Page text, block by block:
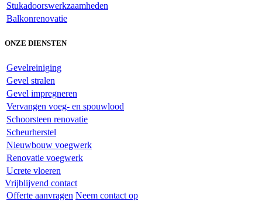
Stukadoorswerkzaamheden
Balkonrenovatie
ONZE DIENSTEN
Gevelreiniging
Gevel stralen
Gevel impregneren
Vervangen voeg- en spouwlood
Schoorsteen renovatie
Scheurherstel
Nieuwbouw voegwerk
Renovatie voegwerk
Ucrete vloeren
Vrijblijvend contact
Offerte aanvragen Neem contact op